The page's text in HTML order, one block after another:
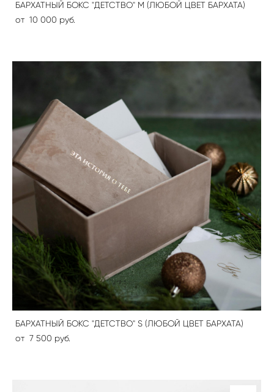
БАРХАТНЫЙ БОКС "ДЕТСТВО" М (ЛЮБОЙ ЦВЕТ БАРХАТА)
от 10 000 pуб.
БАРХАТНЫЙ БОКС "ДЕТСТВО" S (ЛЮБОЙ ЦВЕТ БАРХАТА)
от 7 500 pуб.